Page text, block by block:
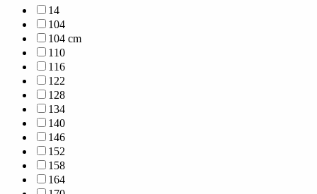
14
104
104 cm
110
116
122
128
134
140
146
152
158
164